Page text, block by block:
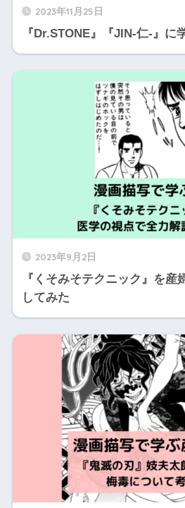
2023年11月25日
『Dr.STONE』『JIN-仁-』に
2023年9月2日
『くそみそテクニック』を産
してみた